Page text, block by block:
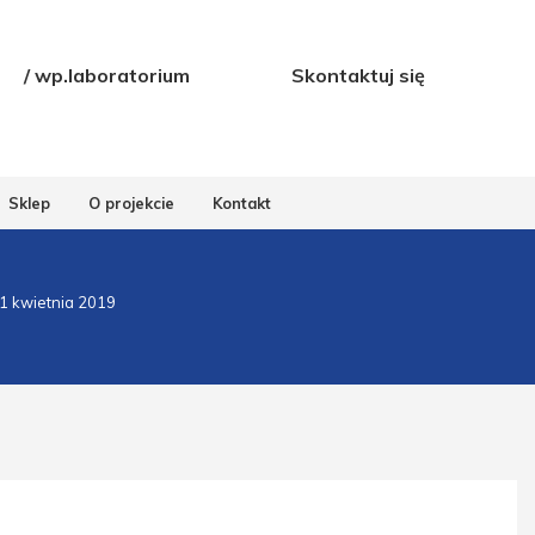
/ wp.laboratorium Skontaktuj się
Sklep O projekcie Kontakt
kwietnia 2019